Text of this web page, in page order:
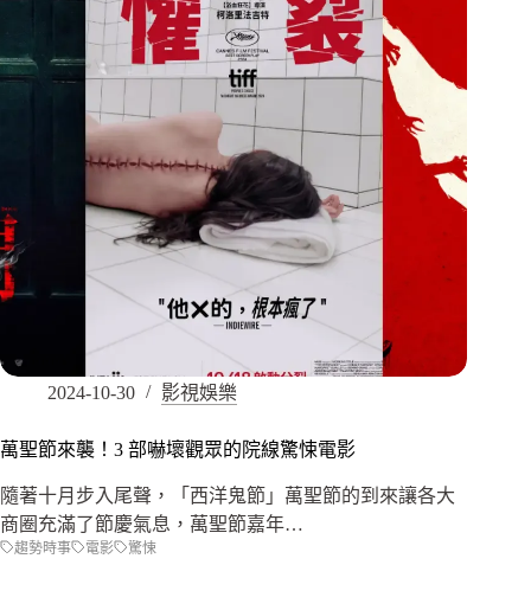
2024-10-30 影視娛樂
萬聖節來襲！3 部嚇壞觀眾的院線驚悚電影
隨著十月步入尾聲，「西洋鬼節」萬聖節的到來讓各大
商圈充滿了節慶氣息，萬聖節嘉年…
趨勢時事 電影 驚悚